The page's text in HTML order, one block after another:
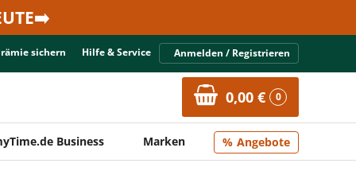
sichern Hilfe & Service Anmelden / Registrieren
0,00 € 0
Business Marken Angebote